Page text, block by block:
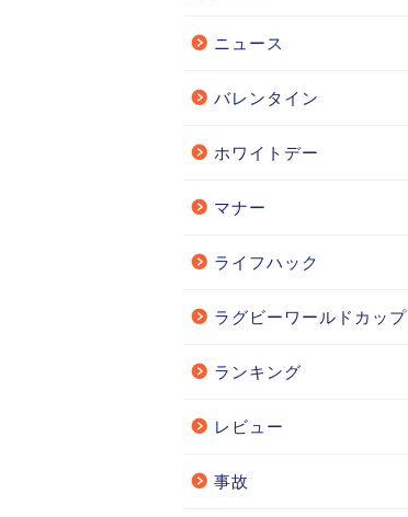
ニュース
バレンタイン
ホワイトデー
マナー
ライフハック
ラグビーワールドカップ
ランキング
レビュー
事故